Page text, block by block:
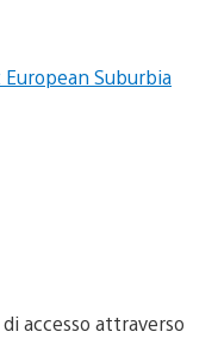
Suburbia
accesso attraverso